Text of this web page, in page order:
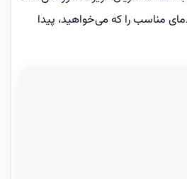
مناسب را که می‌خواهید، پیدا